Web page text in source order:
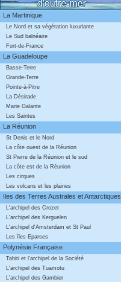
La Martinique
Le Nord et sa végétation luxuriante
Le Sud balnéaire
Fort-de-France
La Guadeloupe
Basse-Terre
Grande-Terre
Pointe-à-Pitre
La Désirade
Marie Galante
Les Saintes
La Réunion
St Denis et le Nord
La côte ouest de la Réunion
St Pierre de la Réunion et le sud
La côte est de la Réunion
Les cirques
Les volcans et les plaines
Iles des Terres Australes et Antarctiques
L'archipel des Crozet
L'archipel des Kerguelen
L'archipel d'Amsterdam et St Paul
Les îles Eparses
Polynésie Française
Tahiti et l'archipel de la Société
L'archipel des Tuamotu
L'archipel des Gambier